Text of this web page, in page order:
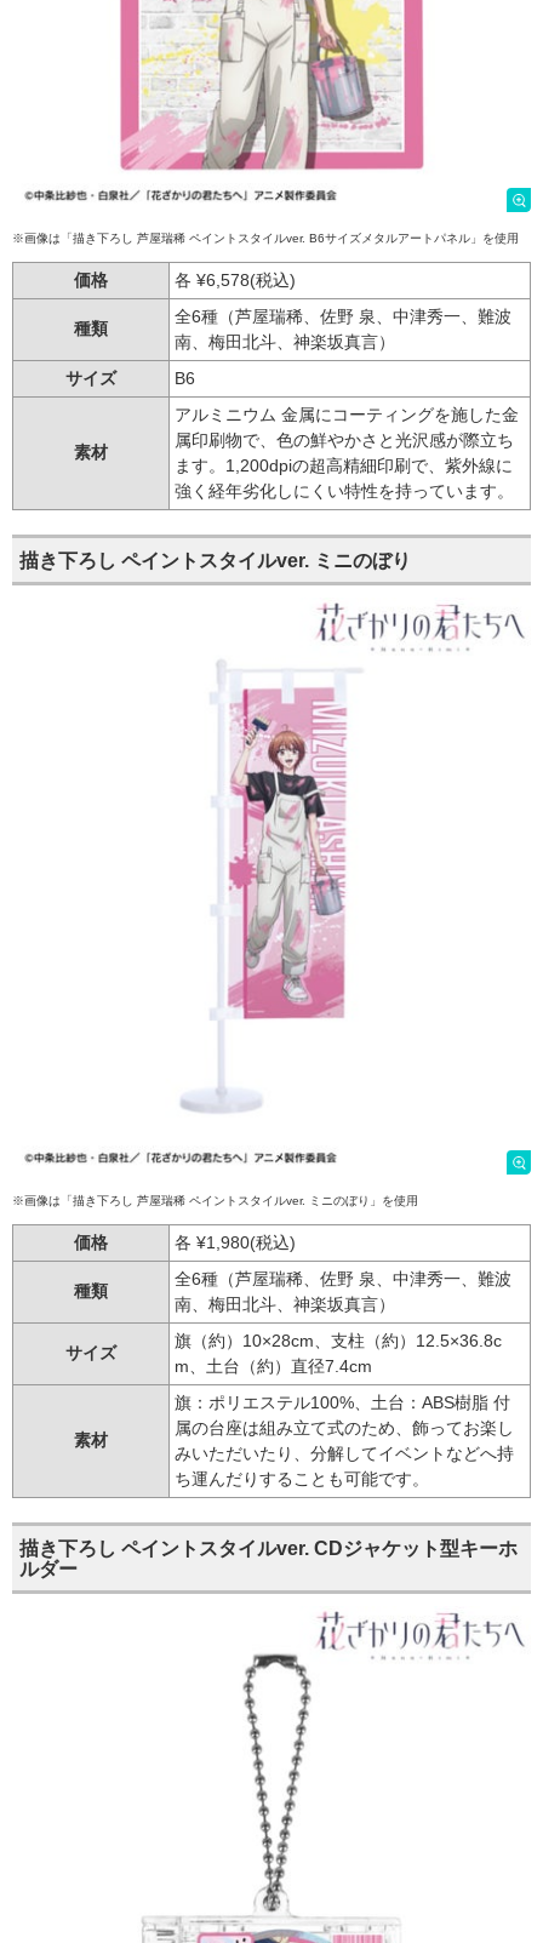
※画像は「描き下ろし 芦屋瑞稀 ペイントスタイルver. B6サイズメタルアートパネル」を使用
価格 各 ¥6,578(税込)
種類
全6種（芦屋瑞稀、佐野 泉、中津秀一、難波
南、梅田北斗、神楽坂真言）
サイズ
B6
素材
アルミニウム 金属にコーティングを施した金
属印刷物で、色の鮮やかさと光沢感が際立ち
ます。1,200dpiの超高精細印刷で、紫外線に
強く経年劣化しにくい特性を持っています。
描き下ろし ペイントスタイルver. ミニのぼり
※画像は「描き下ろし 芦屋瑞稀 ペイントスタイルver. ミニのぼり」を使用
価格 各 ¥1,980(税込)
種類
全6種（芦屋瑞稀、佐野 泉、中津秀一、難波
南、梅田北斗、神楽坂真言）
サイズ
旗（約）10×28cm、支柱（約）12.5×36.8c
m、土台（約）直径7.4cm
素材
旗：ポリエステル100%、土台：ABS樹脂 付
属の台座は組み立て式のため、飾ってお楽し
みいただいたり、分解してイベントなどへ持
ち運んだりすることも可能です。
描き下ろし ペイントスタイルver. CDジャケット型キーホ
ルダー